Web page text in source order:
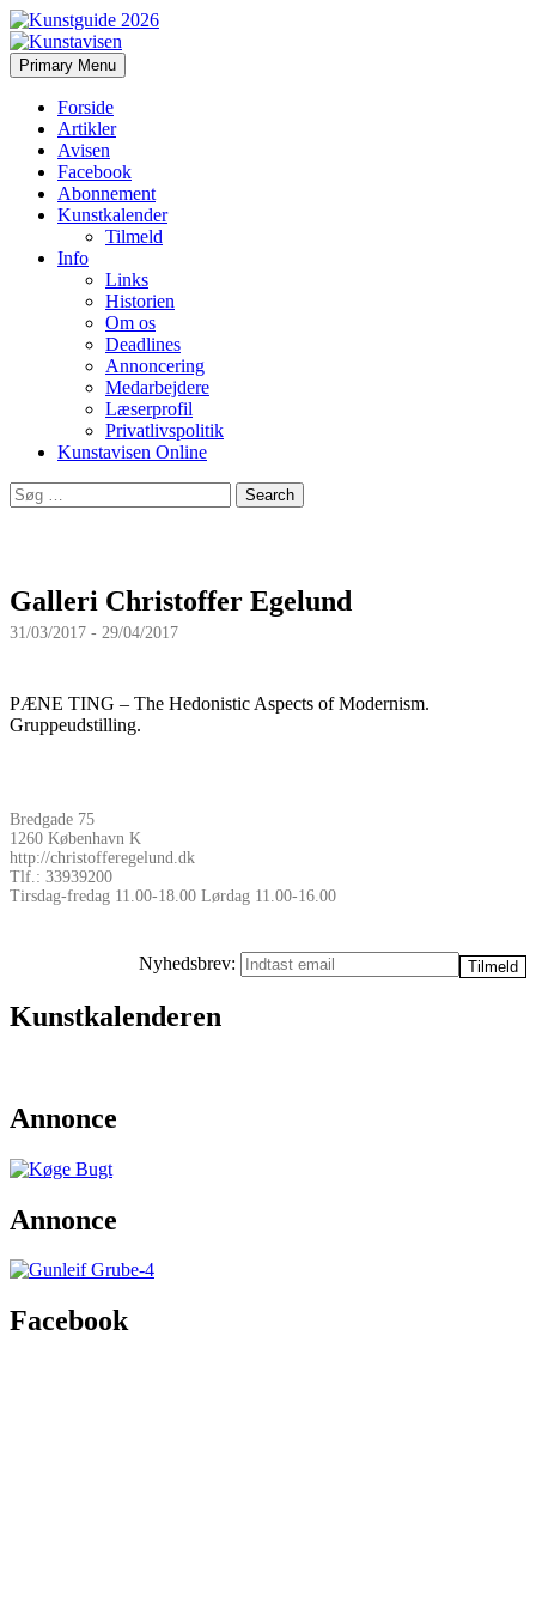
Kunstavisen
Search
Primary Menu Skip
to
Forside
Artikler
Avisen
Facebook
Abonnement
Kunstkalender
Tilmeld
Info
Links
Historien
Om os
Deadlines
Annoncering
Medarbejdere
Læserprofil
Privatlivspolitik
Kunstavisen Online
Search
for:
Galleri Christoffer Egelund
31/03/2017 - 29/04/2017
PÆNE TING – The Hedonistic Aspects of Modernism.
Gruppeudstilling.
Bredgade 75
1260 København K
http://christofferegelund.dk
Tlf.: 33939200
Tirsdag-fredag 11.00-18.00 Lørdag 11.00-16.00
Nyhedsbrev:
Kunstkalenderen
Annonce
Annonce
Facebook